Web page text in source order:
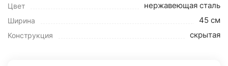
Цвет нержавеющая сталь
Ширина 45 см
Конструкция скрытая